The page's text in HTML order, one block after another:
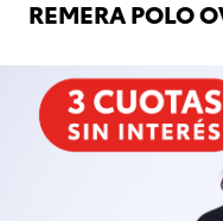
REMERA POLO